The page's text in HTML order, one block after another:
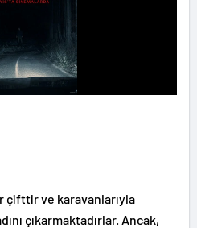
çifttir ve karavanlarıyla
çıkarmaktadırlar. Ancak,